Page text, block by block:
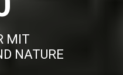
MIT
NATURE